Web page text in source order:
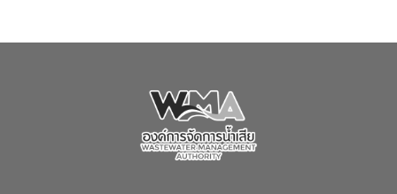
ในครั้งนี้เป็นการดึงจุดแข็งและความ
(อจน.) มาผสานกับประสบการณ์และ
เทคโนโลยีโครงข่ายน้ำครบวงจรในพื้นที่ EEC
ของอีสท์ วอเตอร์ เพื่อร่วมกันศึกษา
เทคโนโลยีการปรับปรุงคุณภาพน้ำ (Water
Reuse) และพัฒนารูปแบบการดำเนินงาน